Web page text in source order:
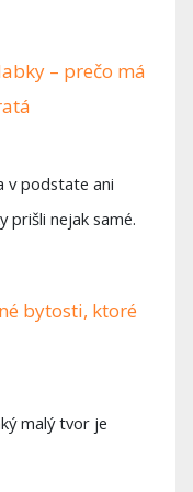
– prečo má
v podstate ani
prišli nejak samé.
bytosti, ktoré
malý tvor je